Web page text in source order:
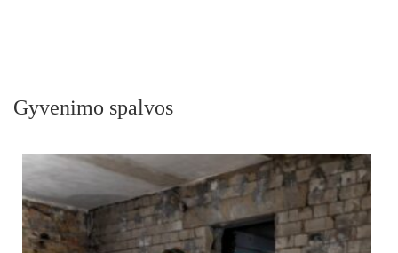
Gyvenimo spalvos